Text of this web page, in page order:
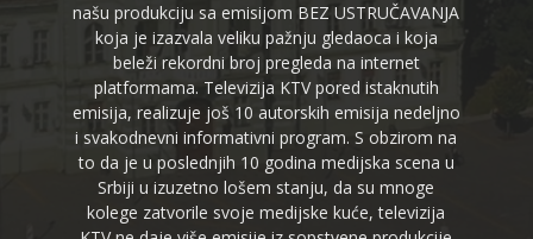
našu produkciju sa emisijom BEZ USTRUČAVANJA
koja je izazvala veliku pažnju gledaoca i koja
beleži rekordni broj pregleda na internet
platformama. Televizija KTV pored istaknutih
emisija, realizuje još 10 autorskih emisija nedeljno
i svakodnevni informativni program. S obzirom na
to da je u poslednjih 10 godina medijska scena u
Srbiji u izuzetno lošem stanju, da su mnoge
kolege zatvorile svoje medijske kuće, televizija